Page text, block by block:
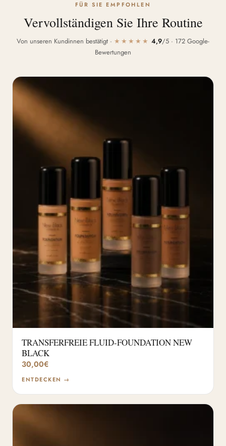
FÜR SIE EMPFOHLEN
Vervollständigen Sie Ihre Routine
Von unseren Kundinnen bestätigt · ★★★★★ 4,9/5 · 172 Google-
Bewertungen
TRANSFERFREIE FLUID-FOUNDATION NEW
BLACK
30,00€
ENTDECKEN →